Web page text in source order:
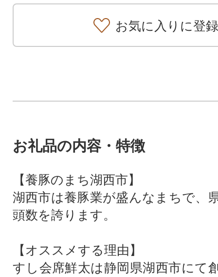
お気に入りに登録
お礼品の内容・特徴
【養豚のまち湖西市】
湖西市は養豚業が盛んなまちで、
頭数を誇ります。
【オススメする理由】
すし会席鮮太は静岡県湖西市にて